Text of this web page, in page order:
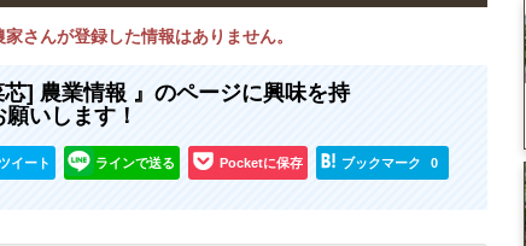
さんが登録した情報はありません。
] 農業情報 』のページに興味を持
いします！
イート ラインで送る Pocketに保存 ブックマーク 0